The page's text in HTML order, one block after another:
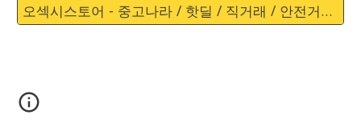
오섹시스토어 - 중고나라 / 핫딜 / 직거래 / 안전거래 바로가기